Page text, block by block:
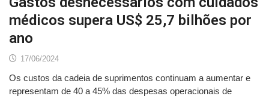
médicos supera US$ 25,7 bilhões por
ano
17/06/2024
Os custos da cadeia de suprimentos continuam a aumentar e
representam de 40 a 45% das despesas operacionais de